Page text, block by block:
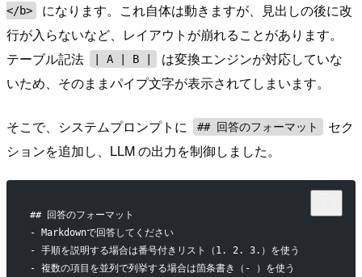
</b>
になります。これ自体は動きますが、見出しの後に改
行が入らないなど、レイアウトが崩れることがあります。
テーブル記法
| A | B |
は変換エンジンが対応していな
いため、そのままパイプ文字が表示されてしまいます。
そこで、システムプロンプトに ## 回答のフォーマット
セク
ションを追加し、LLM の出力を制御しました。
## 回答のフォーマット
- Markdownで回答してください
- 手順を説明する場合は番号付きリスト（1. 2. 3.）を使う
- 複数の項目を並列で列挙する場合は箇条書き（- ）を使う